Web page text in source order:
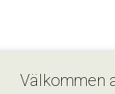
Välkommen